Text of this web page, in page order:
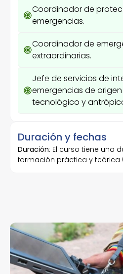
Coordinador de
emergencias.
Coordinador de
extraordinarias.
Jefe de servicios de
emergencias de
tecnológico y
Duración y fechas
Duración: El curso tiene una
formación práctica y teórica